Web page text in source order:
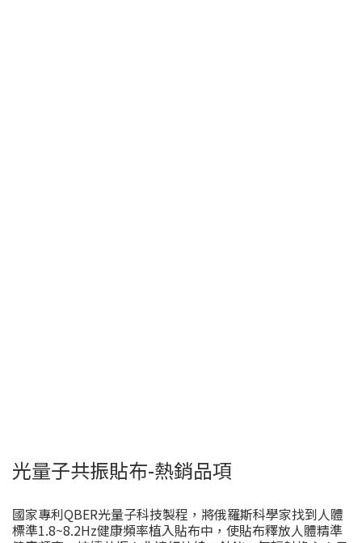
光量子共振貼布-熱銷品項
國家專利QBER光量子科技製程，將俄羅斯科學家找到人體
標準1.8~8.2Hz健康頻率植入貼布中，使貼布釋放人體精準